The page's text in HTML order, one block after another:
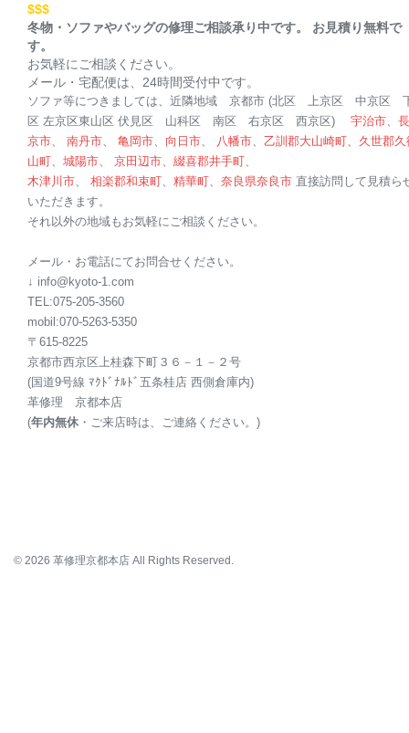
$$$
冬物・ソファやバッグの修理ご相談承り中です。
お見積り無料で
す。
お気軽にご相談ください。
メール・宅配便は、24時間受付中です。
ソファ等につきましては、近隣地域 京都市 (北区 上京区 中京区
区 左京区東山区 伏見区 山科区 南区 右京区 西京区) 宇治市、
京市、 南丹市、 亀岡市、 向日市、 八幡市、 乙訓郡大山崎町、 久世郡久
山町、 城陽市、 京田辺市、 綴喜郡井手町、
木津川市、 相楽郡和束町、 精華町、 奈良県奈良市直接訪問して見積ら
いただきます。
それ以外の地域もお気軽にご相談ください。
メール・お電話にてお問合せください。
↓ info@kyoto-1.com
TEL:075-205-3560
mobil:070-5263-5350
〒615-8225
京都市西京区上桂森下町３６－１－２号
(国道9号線 ﾏｸﾄﾞﾅﾙﾄﾞ五条桂店 西側倉庫内)
革修理 京都本店
(年内無休・ご来店時は、ご連絡ください。)
© 2026 革修理京都本店 All Rights Reserved.